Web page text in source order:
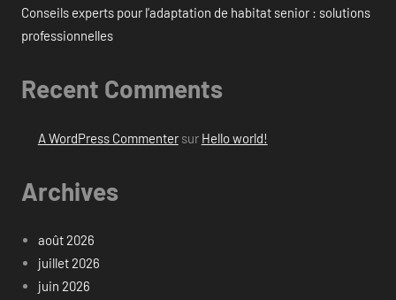
Conseils experts pour l’adaptation de habitat senior : solutions
professionnelles
Recent Comments
A WordPress Commentersur Hello world!
Archives
août 2026
juillet 2026
juin 2026